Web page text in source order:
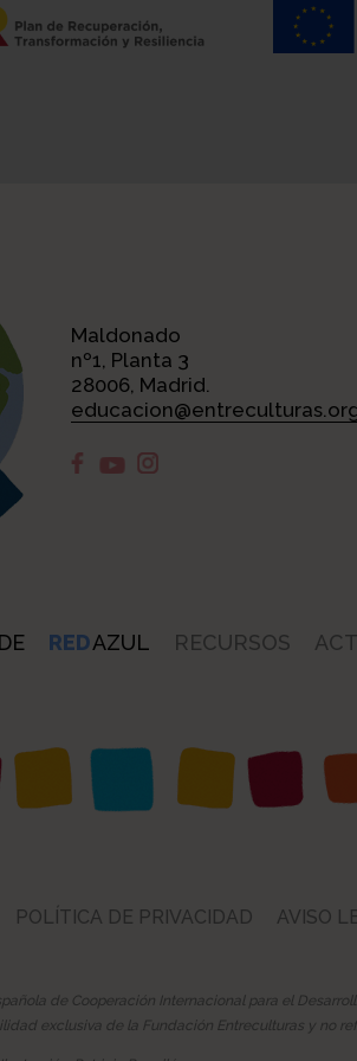
Maldonado
nº1, Planta 3
28006, Madrid.
REDAZUL RECURSOS
POLÍTICA DE PRIVACIDAD AVISO
de Cooperación Internacional para el
exclusiva de la Fundación Entreculturas y no